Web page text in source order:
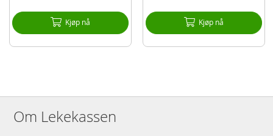
Kjøp nå Kjøp nå
Om Lekekassen